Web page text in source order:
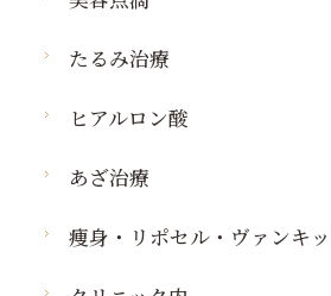
たるみ治療
ヒアルロン酸
あざ治療
痩身・リポセル・ヴァンキ